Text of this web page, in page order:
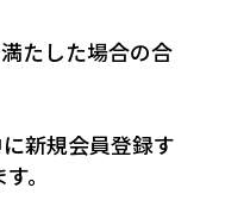
たした場合の合
新規会員登録す
。